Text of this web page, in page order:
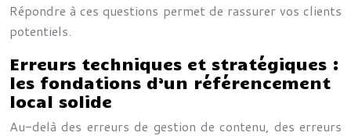
Répondre à ces questions permet de rassurer vos clients
potentiels.
Erreurs techniques et stratégiques :
les fondations d’un référencement
local solide
Au-delà des erreurs de gestion de contenu, des erreurs